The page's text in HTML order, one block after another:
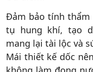
Đảm bảo tính thẩm
tụ hung khí, tạo
mang lại tài lộc và
Mái thiết kế dốc